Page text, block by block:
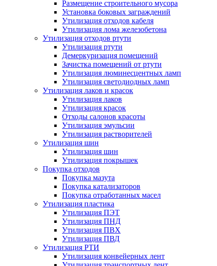
Размещение строительного мусора
Установка боковых заграждений
Утилизация отходов кабеля
Утилизация лома железобетона
Утилизация отходов ртути
Утилизация ртути
Демеркуризация помещений
Зачистка помещений от ртути
Утилизация люминесцентных ламп
Утилизация светодиодных ламп
Утилизация лаков и красок
Утилизация лаков
Утилизация красок
Отходы салонов красоты
Утилизация эмульсии
Утилизация растворителей
Утилизация шин
Утилизация шин
Утилизация покрышек
Покупка отходов
Покупка мазута
Покупка катализаторов
Покупка отработанных масел
Утилизация пластика
Утилизация ПЭТ
Утилизация ПНД
Утилизация ПВХ
Утилизация ПВД
Утилизация РТИ
Утилизация конвейерных лент